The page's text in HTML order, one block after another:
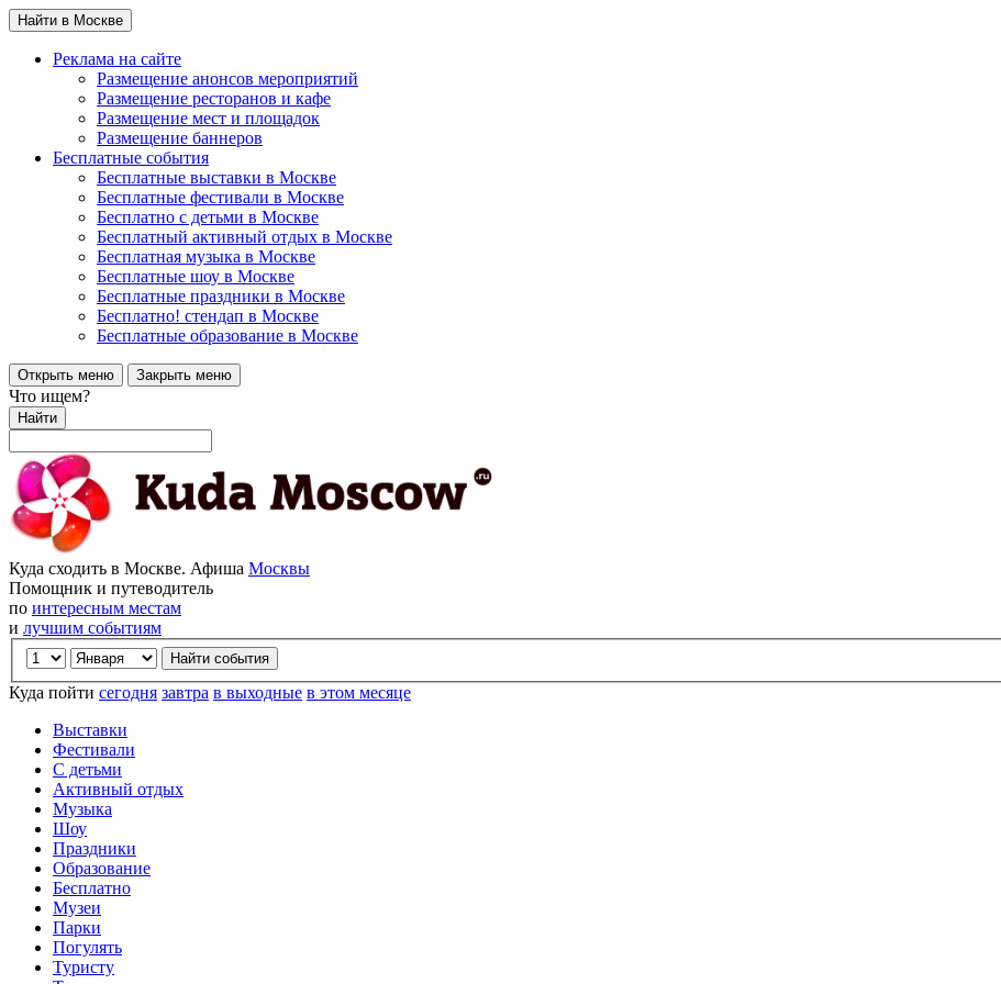
Найти в Москве
Реклама на сайте
Размещение анонсов мероприятий
Размещение ресторанов и кафе
Размещение мест и площадок
Размещение баннеров
Бесплатные события
Бесплатные выставки в Москве
Бесплатные фестивали в Москве
Бесплатно с детьми в Москве
Бесплатный активный отдых в Москве
Бесплатная музыка в Москве
Бесплатные шоу в Москве
Бесплатные праздники в Москве
Бесплатно! стендап в Москве
Бесплатные образование в Москве
Открыть меню Закрыть меню
Что ищем?
Найти
Куда сходить в Москве. Афиша Москвы
Помощник и путеводитель
по интересным местам
и лучшим событиям
Куда пойти сегодня завтра в выходные в этом месяце
Выставки
Фестивали
С детьми
Активный отдых
Музыка
Шоу
Праздники
Образование
Бесплатно
Музеи
Парки
Погулять
Туристу